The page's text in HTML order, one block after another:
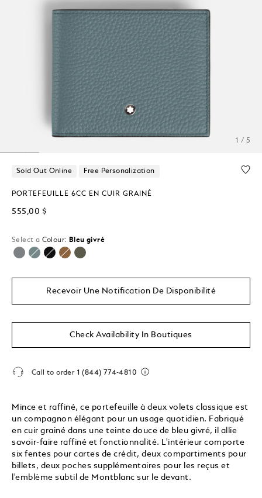
1 / 5
Sold Out Online Free Personalization
PORTEFEUILLE 6CC EN CUIR GRAINÉ
555,00 $
Select a Colour: Bleu givré
sélectionné
Recevoir Une Notification De Disponibilité
Check Availability In Boutiques
Call to order 1 (844) 774-4810
Mince et raffiné, ce portefeuille à deux volets classique est
un compagnon élégant pour un usage quotidien. Fabriqué
en cuir grainé dans une teinte douce de bleu givré, il allie
savoir-faire raffiné et fonctionnalité. L'intérieur comporte
six fentes pour cartes de crédit, deux compartiments pour
billets, deux poches supplémentaires pour les reçus et
l'emblème subtil de Montblanc sur le devant.